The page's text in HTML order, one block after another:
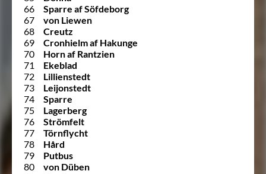
66
Sparre af Söfdeborg
67
von Liewen
68
Creutz
69
Cronhielm af Hakunge
70
Horn af Rantzien
71
Ekeblad
72
Lillienstedt
73
Leijonstedt
74
Sparre
75
Lagerberg
76
Strömfelt
77
Törnflycht
78
Hård
79
Putbus
80
von Düben